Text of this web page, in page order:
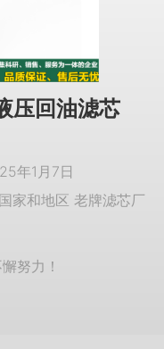
压回油滤芯
年1月7日
家和地区 老牌滤芯厂
努力！